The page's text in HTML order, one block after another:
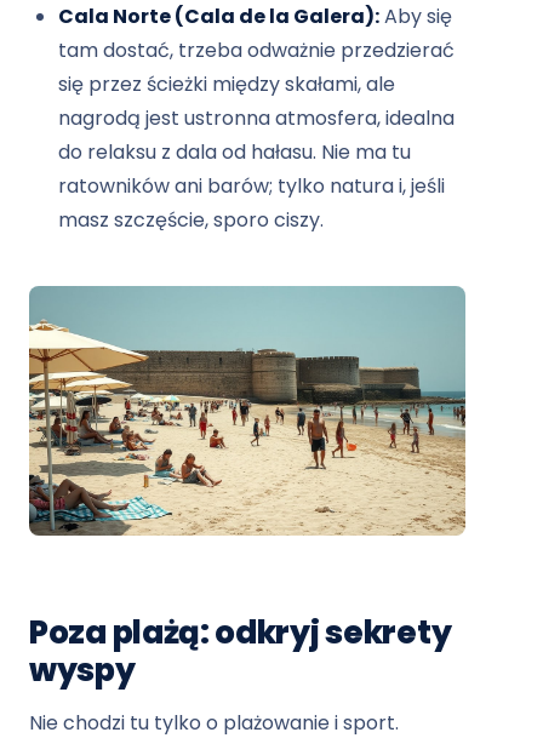
Cala Norte (Cala de la Galera):Aby się
tam dostać, trzeba odważnie przedzierać
się przez ścieżki między skałami, ale
nagrodą jest ustronna atmosfera, idealna
do relaksu z dala od hałasu. Nie ma tu
ratowników ani barów; tylko natura i, jeśli
masz szczęście, sporo ciszy.
Poza plażą: odkryj sekrety
wyspy
Nie chodzi tu tylko o plażowanie i sport.